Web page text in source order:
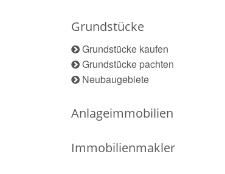
Grundstücke
Grundstücke kaufen
Grundstücke pachten
Neubaugebiete
Anlageimmobilien
Immobilienmakler